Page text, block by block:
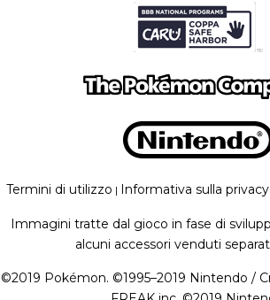
Termini di utilizzo | Informativa sulla privacy
Immagini tratte dal gioco in fase di
alcuni accessori venduti
©2019 Pokémon. ©1995–2019 Nintendo /